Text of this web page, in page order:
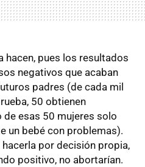
hacen, pues los resultados
negativos que acaban
padres (de cada mil
50 obtienen
esas 50 mujeres solo
un bebé con problemas).
por decisión propia,
positivo, no abortarían.